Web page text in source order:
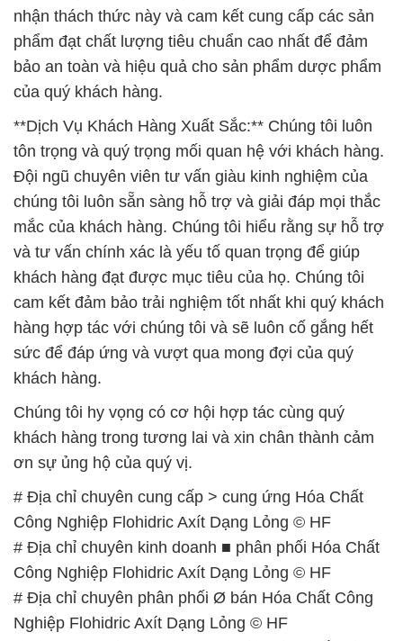
**Dịch Vụ Khách Hàng Xuất Sắc:** Chúng tôi luôn
tôn trọng và quý trọng mối quan hệ với khách hàng.
Đội ngũ chuyên viên tư vấn giàu kinh nghiệm của
chúng tôi luôn sẵn sàng hỗ trợ và giải đáp mọi thắc
mắc của khách hàng. Chúng tôi hiểu rằng sự hỗ trợ
và tư vấn chính xác là yếu tố quan trọng để giúp
khách hàng đạt được mục tiêu của họ. Chúng tôi
cam kết đảm bảo trải nghiệm tốt nhất khi quý khách
hàng hợp tác với chúng tôi và sẽ luôn cố gắng hết
sức để đáp ứng và vượt qua mong đợi của quý
khách hàng.
Chúng tôi hy vọng có cơ hội hợp tác cùng quý
khách hàng trong tương lai và xin chân thành cảm
ơn sự ủng hộ của quý vị.
# Địa chỉ chuyên cung cấp > cung ứng Hóa Chất
Công Nghiệp Flohidric Axít Dạng Lỏng © HF
# Địa chỉ chuyên kinh doanh ■ phân phối Hóa Chất
Công Nghiệp Flohidric Axít Dạng Lỏng © HF
# Địa chỉ chuyên phân phối Ø bán Hóa Chất Công
Nghiệp Flohidric Axít Dạng Lỏng © HF
# Đơn vị chuyên kinh doanh φ bán Hóa Chất Công
Nghiệp Flohidric Axít Dạng Lỏng © HF
# Công ty chuyên cung cấp > thương mại Hóa Chất
Công Nghiệp Flohidric Axít Dạng Lỏng © HF